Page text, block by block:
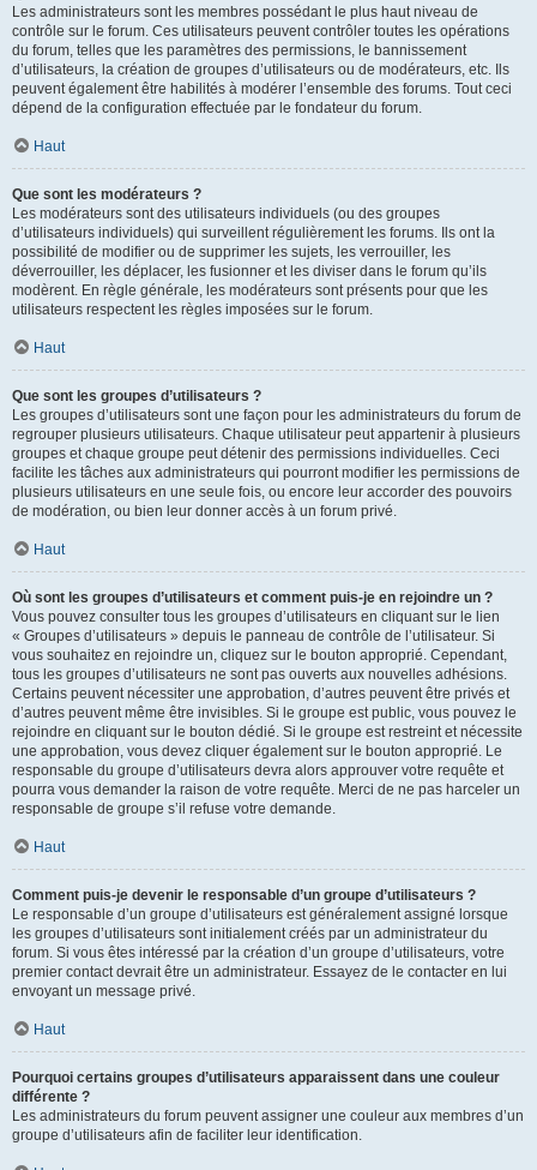
Les administrateurs sont les membres possédant le plus haut niveau de
contrôle sur le forum. Ces utilisateurs peuvent contrôler toutes les opérations
du forum, telles que les paramètres des permissions, le bannissement
d’utilisateurs, la création de groupes d’utilisateurs ou de modérateurs, etc. Ils
peuvent également être habilités à modérer l’ensemble des forums. Tout ceci
dépend de la configuration effectuée par le fondateur du forum.
Haut
Que sont les modérateurs ?
Les modérateurs sont des utilisateurs individuels (ou des groupes
d’utilisateurs individuels) qui surveillent régulièrement les forums. Ils ont la
possibilité de modifier ou de supprimer les sujets, les verrouiller, les
déverrouiller, les déplacer, les fusionner et les diviser dans le forum qu’ils
modèrent. En règle générale, les modérateurs sont présents pour que les
utilisateurs respectent les règles imposées sur le forum.
Haut
Que sont les groupes d’utilisateurs ?
Les groupes d’utilisateurs sont une façon pour les administrateurs du forum de
regrouper plusieurs utilisateurs. Chaque utilisateur peut appartenir à plusieurs
groupes et chaque groupe peut détenir des permissions individuelles. Ceci
facilite les tâches aux administrateurs qui pourront modifier les permissions de
plusieurs utilisateurs en une seule fois, ou encore leur accorder des pouvoirs
de modération, ou bien leur donner accès à un forum privé.
Haut
Où sont les groupes d’utilisateurs et comment puis-je en rejoindre un ?
Vous pouvez consulter tous les groupes d’utilisateurs en cliquant sur le lien
« Groupes d’utilisateurs » depuis le panneau de contrôle de l’utilisateur. Si
vous souhaitez en rejoindre un, cliquez sur le bouton approprié. Cependant,
tous les groupes d’utilisateurs ne sont pas ouverts aux nouvelles adhésions.
Certains peuvent nécessiter une approbation, d’autres peuvent être privés et
d’autres peuvent même être invisibles. Si le groupe est public, vous pouvez le
rejoindre en cliquant sur le bouton dédié. Si le groupe est restreint et nécessite
une approbation, vous devez cliquer également sur le bouton approprié. Le
responsable du groupe d’utilisateurs devra alors approuver votre requête et
pourra vous demander la raison de votre requête. Merci de ne pas harceler un
responsable de groupe s’il refuse votre demande.
Haut
Comment puis-je devenir le responsable d’un groupe d’utilisateurs ?
Le responsable d’un groupe d’utilisateurs est généralement assigné lorsque
les groupes d’utilisateurs sont initialement créés par un administrateur du
forum. Si vous êtes intéressé par la création d’un groupe d’utilisateurs, votre
premier contact devrait être un administrateur. Essayez de le contacter en lui
envoyant un message privé.
Haut
Pourquoi certains groupes d’utilisateurs apparaissent dans une couleur
différente ?
Les administrateurs du forum peuvent assigner une couleur aux membres d’un
groupe d’utilisateurs afin de faciliter leur identification.